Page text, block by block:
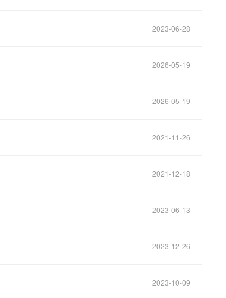
2023-06-28
2026-05-19
2026-05-19
2021-11-26
2021-12-18
2023-06-13
2023-12-26
2023-10-09